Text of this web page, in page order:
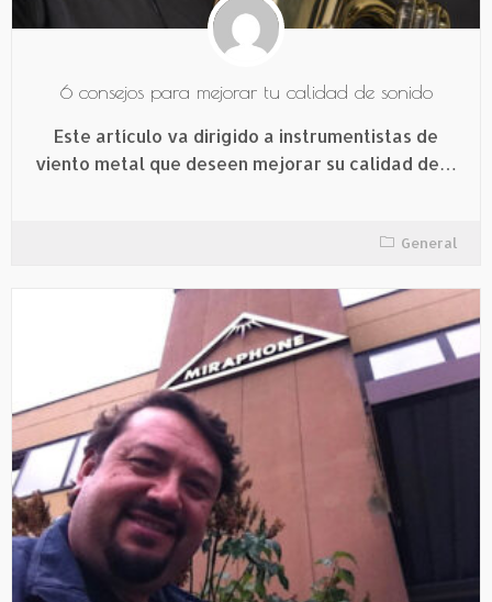
6 consejos para mejorar tu calidad de sonido
Este artículo va dirigido a instrumentistas de
viento metal que deseen mejorar su calidad de…
General